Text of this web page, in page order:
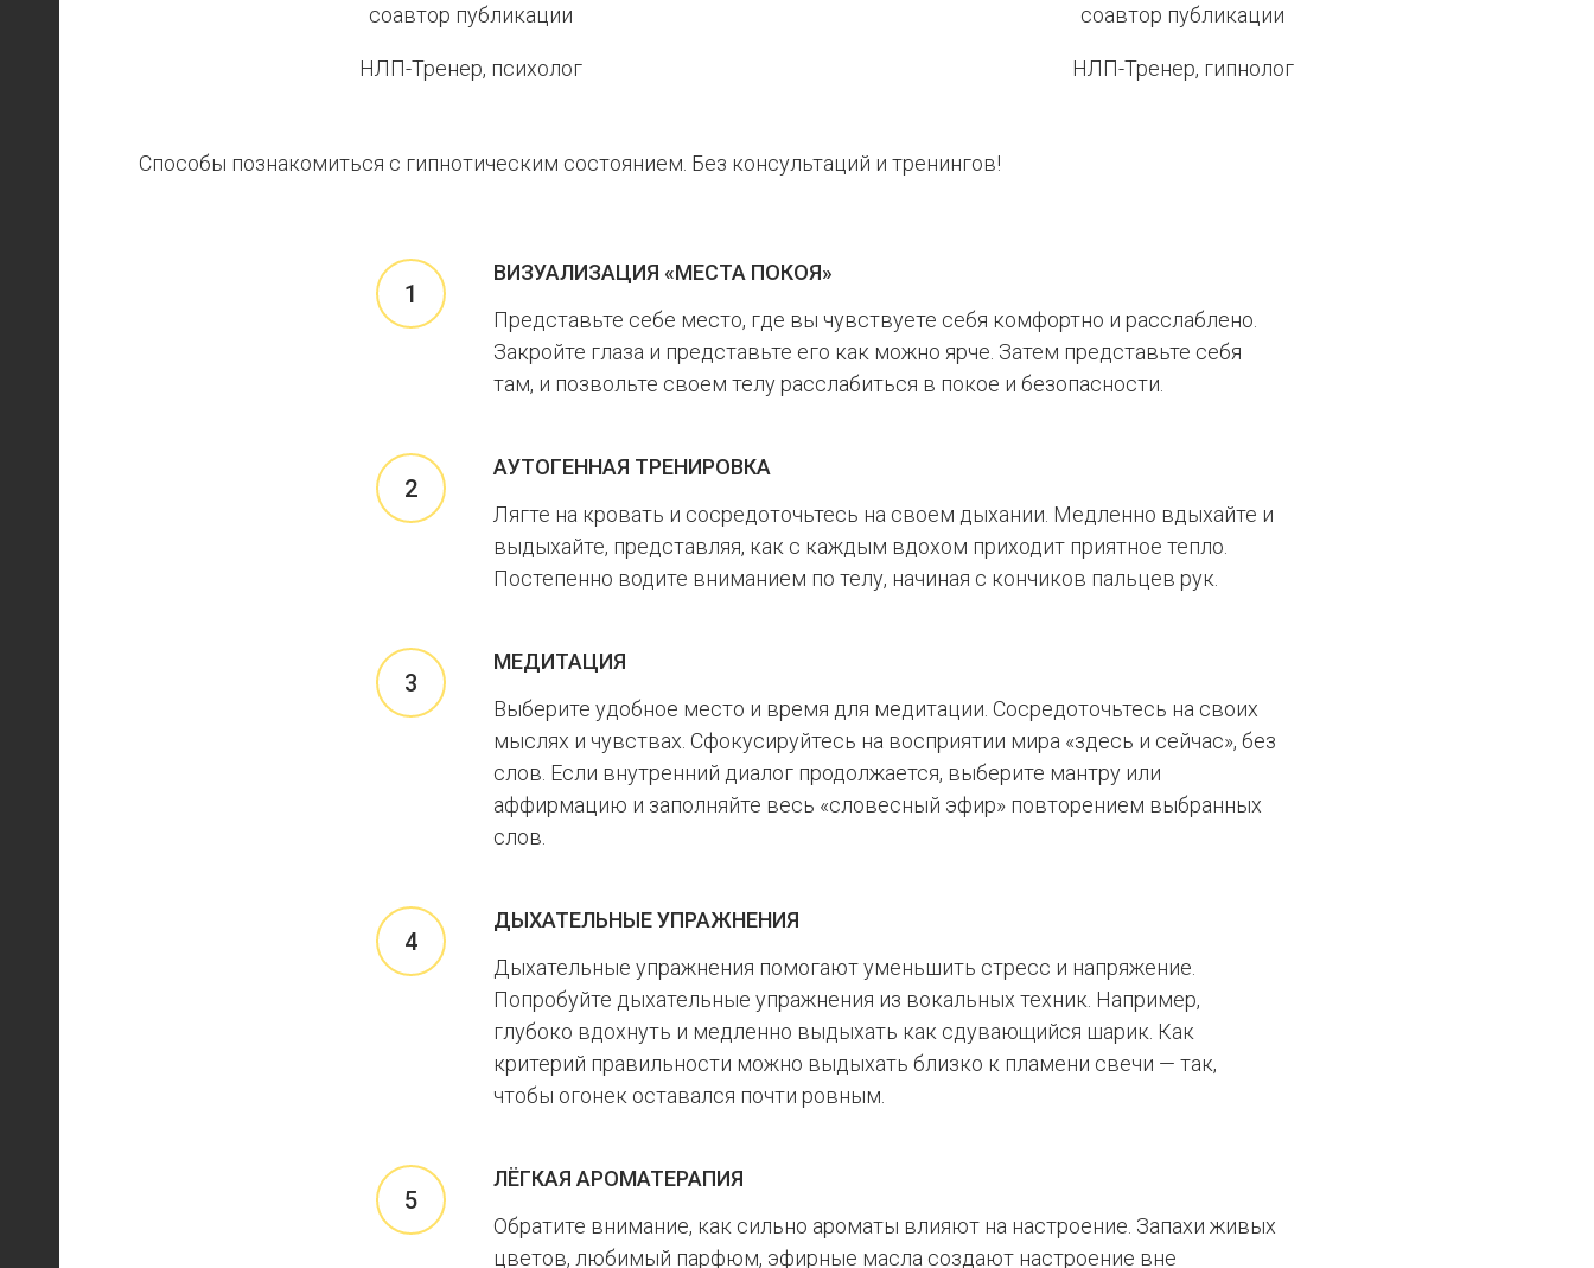
соавтор публикации
НЛП-Тренер, психолог
соавтор публикации
НЛП-Тренер, гипнолог
Способы познакомиться с гипнотическим состоянием. Без консультаций и тренингов!
ВИЗУАЛИЗАЦИЯ «МЕСТА ПОКОЯ»
Представьте себе место, где вы чувствуете себя комфортно и расслаблено.
Закройте глаза и представьте его как можно ярче. Затем представьте себя
там, и позвольте своем телу расслабиться в покое и безопасности.
АУТОГЕННАЯ ТРЕНИРОВКА
Лягте на кровать и сосредоточьтесь на своем дыхании. Медленно вдыхайте и
выдыхайте, представляя, как с каждым вдохом приходит приятное тепло.
Постепенно водите вниманием по телу, начиная с кончиков пальцев рук.
МЕДИТАЦИЯ
Выберите удобное место и время для медитации. Сосредоточьтесь на своих
мыслях и чувствах. Сфокусируйтесь на восприятии мира «здесь и сейчас», без
слов. Если внутренний диалог продолжается, выберите мантру или
аффирмацию и заполняйте весь «словесный эфир» повторением выбранных
слов.
ДЫХАТЕЛЬНЫЕ УПРАЖНЕНИЯ
Дыхательные упражнения помогают уменьшить стресс и напряжение.
Попробуйте дыхательные упражнения из вокальных техник. Например,
глубоко вдохнуть и медленно выдыхать как сдувающийся шарик. Как
критерий правильности можно выдыхать близко к пламени свечи — так,
чтобы огонек оставался почти ровным.
ЛЁГКАЯ АРОМАТЕРАПИЯ
Обратите внимание, как сильно ароматы влияют на настроение. Запахи живых
цветов, любимый парфюм, эфирные масла создают настроение вне